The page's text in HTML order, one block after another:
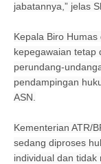
jabatannya,” jelas
Kepala Biro
kepegawaian tetap
perundang-
pendampingan
ASN.
Kementerian ATR/
sedang diproses
individual dan